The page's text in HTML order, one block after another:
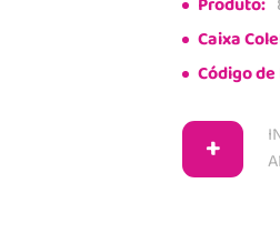
Caixa
Código
+